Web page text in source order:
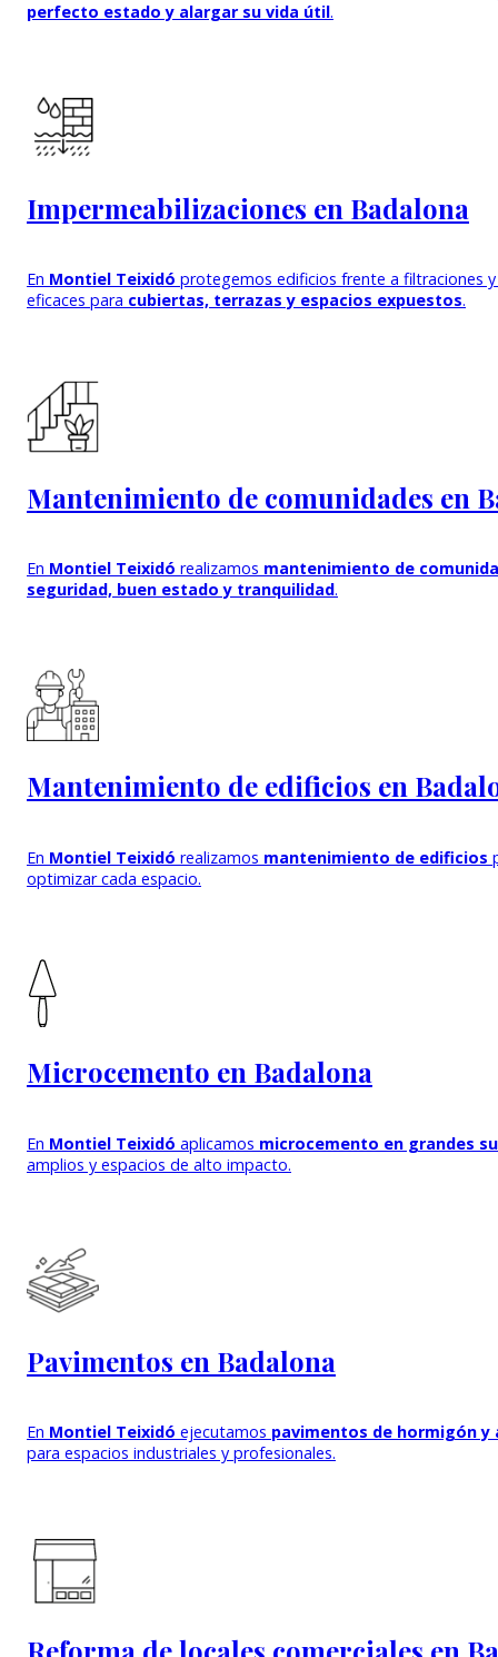
perfecto estado y alargar su vida útil.
Impermeabilizaciones en Badalona
En Montiel Teixidó protegemos edificios frente a filtraciones
eficaces para cubiertas, terrazas y espacios expuestos.
Mantenimiento de comunidades en
En Montiel Teixidó realizamos mantenimiento de
seguridad, buen estado y tranquilidad.
Mantenimiento de edificios en
En Montiel Teixidó realizamos mantenimiento de edificios
optimizar cada espacio.
Microcemento en Badalona
En Montiel Teixidó aplicamos microcemento en grandes
amplios y espacios de alto impacto.
Pavimentos en Badalona
En Montiel Teixidó ejecutamos pavimentos de hormigón
para espacios industriales y profesionales.